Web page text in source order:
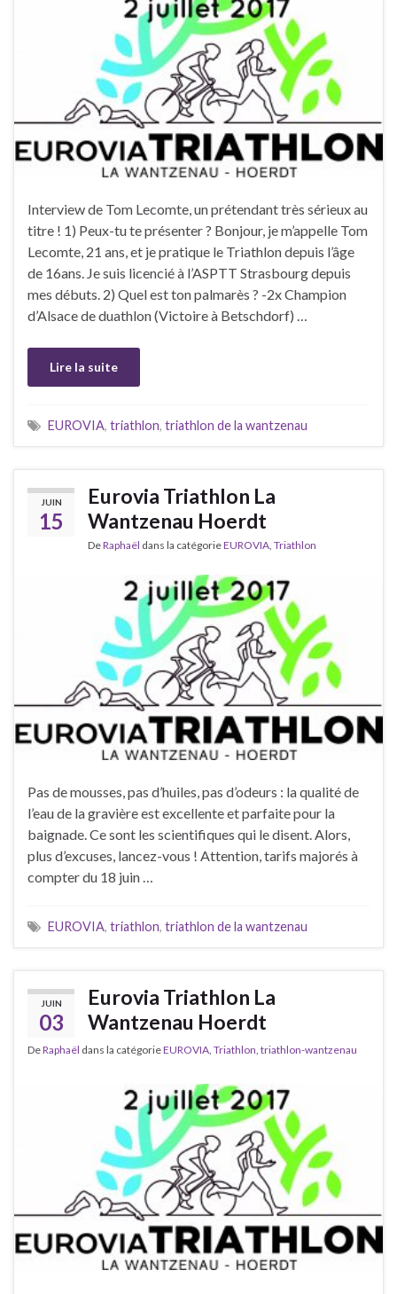
Interview de Tom Lecomte, un prétendant très sérieux au
titre ! 1) Peux-tu te présenter ? Bonjour, je m’appelle Tom
Lecomte, 21 ans, et je pratique le Triathlon depuis l’âge
de 16ans. Je suis licencié à l’ASPTT Strasbourg depuis
mes débuts. 2) Quel est ton palmarès ? -2x Champion
d’Alsace de duathlon (Victoire à Betschdorf) …
Lire la suite
EUROVIA, triathlon, triathlon de la wantzenau
JUIN
15
Eurovia Triathlon La
Wantzenau Hoerdt
DeRaphaël dans la catégorieEUROVIA Triathlon
Pas de mousses, pas d’huiles, pas d’odeurs : la qualité de
l’eau de la gravière est excellente et parfaite pour la
baignade. Ce sont les scientifiques qui le disent. Alors,
plus d’excuses, lancez-vous ! Attention, tarifs majorés à
compter du 18 juin …
EUROVIA, triathlon, triathlon de la wantzenau
JUIN
03
Eurovia Triathlon La
Wantzenau Hoerdt
DeRaphaël dans la catégorieEUROVIA, Triathlon, triathlon-wantzenau